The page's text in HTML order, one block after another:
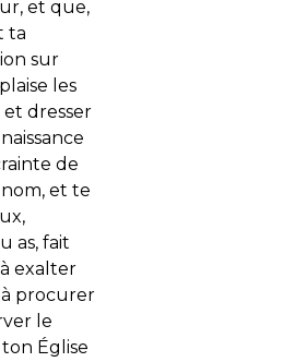
et que,
ta
sur
les
dresser
de
et te
as, fait
exalter
procurer
le
Église